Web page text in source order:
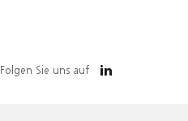
Folgen Sie uns auf